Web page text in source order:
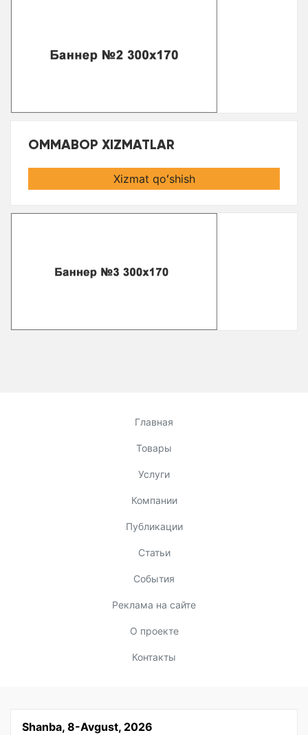
OMMABOP XIZMATLAR
Xizmat qoʻshish
Главная
Товары
Услуги
Компании
Публикации
Статьи
События
Реклама на сайте
О проекте
Контакты
Shanba, 8-Avgust, 2026